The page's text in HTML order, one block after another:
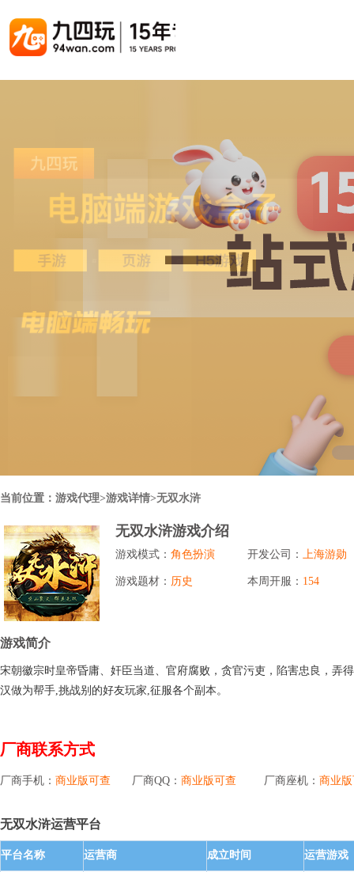
千款游戏任意运营
页游联运系统
PC官网、CPS系统…等
H5游戏联运系统
快速启动，无须下载在线即玩
游戏联运系统（海外版）
支持多国语言，多种国际支付
豪华配置，功能强大
PC官网
全新 UI 界面，功能模块重新划分
游戏APP
游戏社区化运营，新版强势来袭
移动办公，发展玩家更方便
聚合盒子PC端
全新UI上线，引流新利器
手游列表
上千款游戏，款款吸金
H5游戏列表
热门游戏、大厂游戏、高分成
H5代理
带你了解
页游列表 页游代
代理流程
小程序游戏列表 94智投
94PAY
变现模式多样(订单、礼物、招商加盟)
陪玩PC官网
自适应所有终端机型，引流更方便
陪玩APP
在线点单陪玩，语音聊天室...等
陪玩后台管理系统
一站式管理陪玩技师/订单/玩家数据...
观看流畅，高清画质
游戏开播助手
原生开发，快速开播，数据互通
当前位置： 游戏代理>游戏详情>无双水浒
无双水浒游戏介绍
游戏模式： 角色扮演 开发公司： 上海游勋
游戏题材： 历史 本周开服： 154
游戏简介
宋朝徽宗时皇帝昏庸、奸臣当道、官府腐败，贪官污吏，陷害忠良，弄
汉做为帮手,挑战别的好友玩家,征服各个副本。
厂商联系方式
厂商手机： 商业版可查 厂商QQ： 商业版可查 厂商座机： 商业
无双水浒运营平台
平台名称 运营商 成立时间 运营游戏